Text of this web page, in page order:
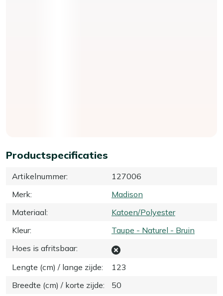
Productspecificaties
Artikelnummer:
127006
Merk:
Madison
Materiaal:
Katoen/Polyester
Kleur:
Taupe - Naturel - Bruin
Hoes is afritsbaar:
Lengte (cm) / lange zijde:
123
Breedte (cm) / korte zijde:
50